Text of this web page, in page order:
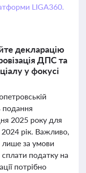
LIGA360.
декларацію
ДПС та
у фокусі
подання
2025 року для
рік. Важливо,
лише за умови
податку на
потрібно